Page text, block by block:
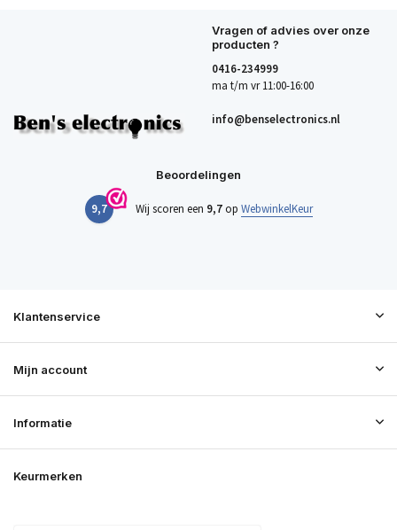
Vragen of advies over onze
producten ?
0416-234999
ma t/m vr 11:00-16:00
info@benselectronics.nl
Beoordelingen
9,7 Wij scoren een 9,7op WebwinkelKeur
Klantenservice
Mijn account
Informatie
Keurmerken